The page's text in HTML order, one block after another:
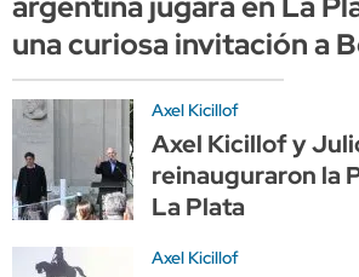
una curiosa invitación a
Axel Kicillof
Axel Kicillof y
reinauguraron la
La Plata
Axel Kicillof